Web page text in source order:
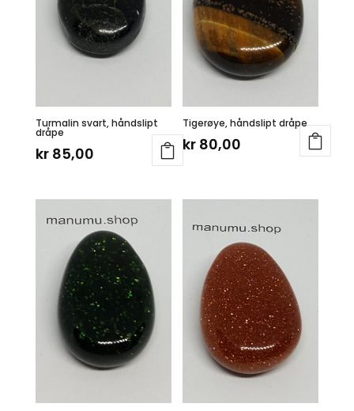
Turmalin svart, håndslipt
dråpe
kr85,00
Tigerøye, håndslipt dråpe
kr 80,00